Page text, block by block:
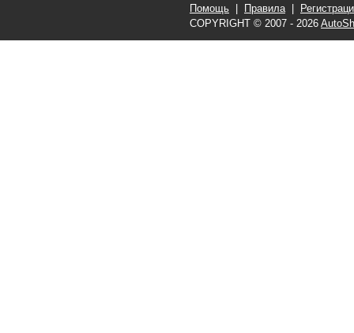
Помощь Правила|
COPYRIGHT © 2007 - 2026